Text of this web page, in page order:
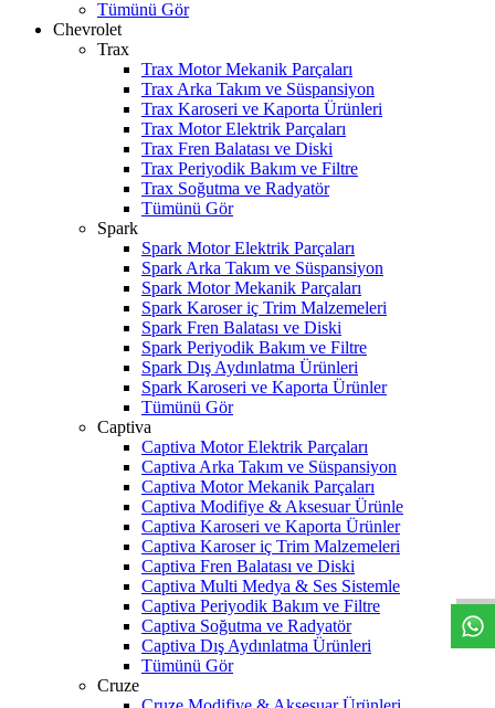
Tümünü Gör
Chevrolet
Trax
Trax Motor Mekanik Parçaları
Trax Arka Takım ve Süspansiyon
Trax Karoseri ve Kaporta Ürünleri
Trax Motor Elektrik Parçaları
Trax Fren Balatası ve Diski
Trax Periyodik Bakım ve Filtre
Trax Soğutma ve Radyatör
Tümünü Gör
Spark
Spark Motor Elektrik Parçaları
Spark Arka Takım ve Süspansiyon
Spark Motor Mekanik Parçaları
Spark Karoser iç Trim Malzemeleri
Spark Fren Balatası ve Diski
Spark Periyodik Bakım ve Filtre
Spark Dış Aydınlatma Ürünleri
Spark Karoseri ve Kaporta Ürünler
Tümünü Gör
Captiva
Captiva Motor Elektrik Parçaları
Captiva Arka Takım ve Süspansiyon
Captiva Motor Mekanik Parçaları
Captiva Modifiye & Aksesuar Ürünle
Captiva Karoseri ve Kaporta Ürünler
Captiva Karoser iç Trim Malzemeleri
Captiva Fren Balatası ve Diski
Captiva Multi Medya & Ses Sistemle
Captiva Periyodik Bakım ve Filtre
Captiva Soğutma ve Radyatör
Captiva Dış Aydınlatma Ürünleri
Tümünü Gör
Cruze